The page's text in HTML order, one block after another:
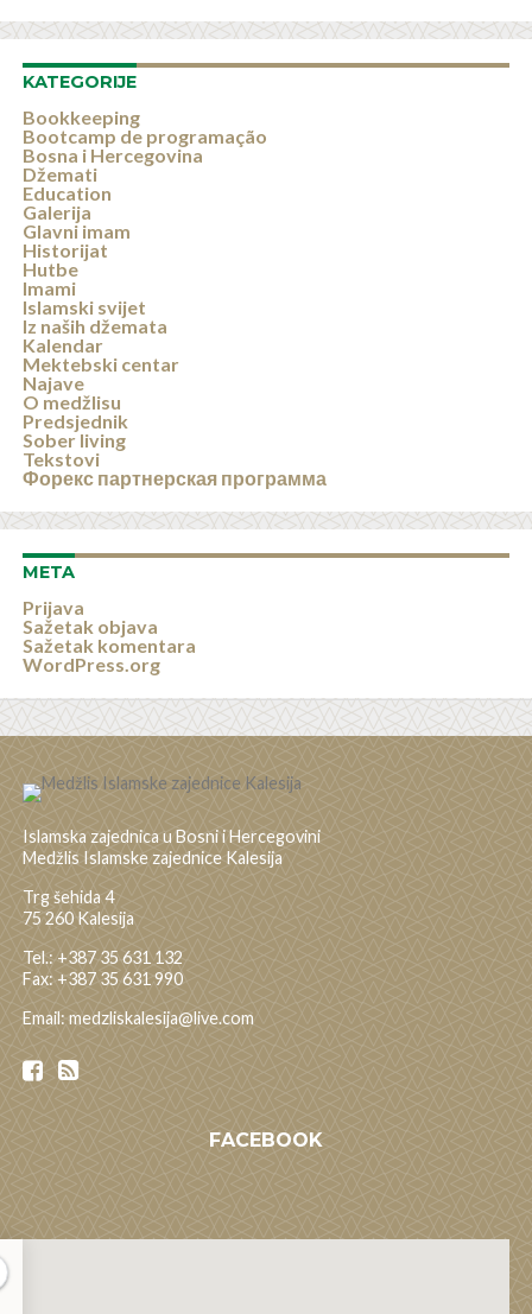
KATEGORIJE
Bookkeeping
Bootcamp de programação
Bosna i Hercegovina
Džemati
Education
Galerija
Glavni imam
Historijat
Hutbe
Imami
Islamski svijet
Iz naših džemata
Kalendar
Mektebski centar
Najave
O medžlisu
Predsjednik
Sober living
Tekstovi
Форекс партнерская программа
META
Prijava
Sažetak objava
Sažetak komentara
WordPress.org
Islamska zajednica u Bosni i Hercegovini
Medžlis Islamske zajednice Kalesija
Trg šehida 4
75 260 Kalesija
Tel.: +387 35 631 132
Fax: +387 35 631 990
Email: medzliskalesija@live.com
FACEBOOK